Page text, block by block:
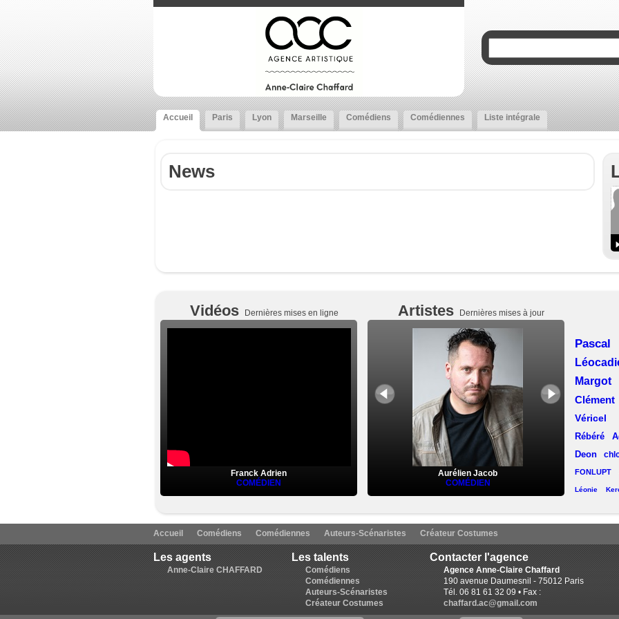
Accueil Paris Lyon Marseille Comédiens Comédiennes Liste intégrale
News
Vidéos Dernières mises en ligne
Franck Adrien
COMÉDIEN
Artistes Dernières mises à jour
Aurélien Jacob
COMÉDIEN
Véricel
Rébéré
Deon
FONLUPT
Léonie
Lise Chevalier
Ruchat
Lorin
Accueil Comédiens Comédiennes Auteurs-Scénaristes Créateur Costumes
Les agents
Anne-Claire CHAFFARD
Les talents
Comédiens
Comédiennes
Auteurs-Scénaristes
Créateur Costumes
Contacter l'agence
Agence Anne-Claire Chaffard
190 avenue Daumesnil - 75012 Paris
Tél. 06 81 61 32 09 • Fax :
chaffard.ac@gmail.com